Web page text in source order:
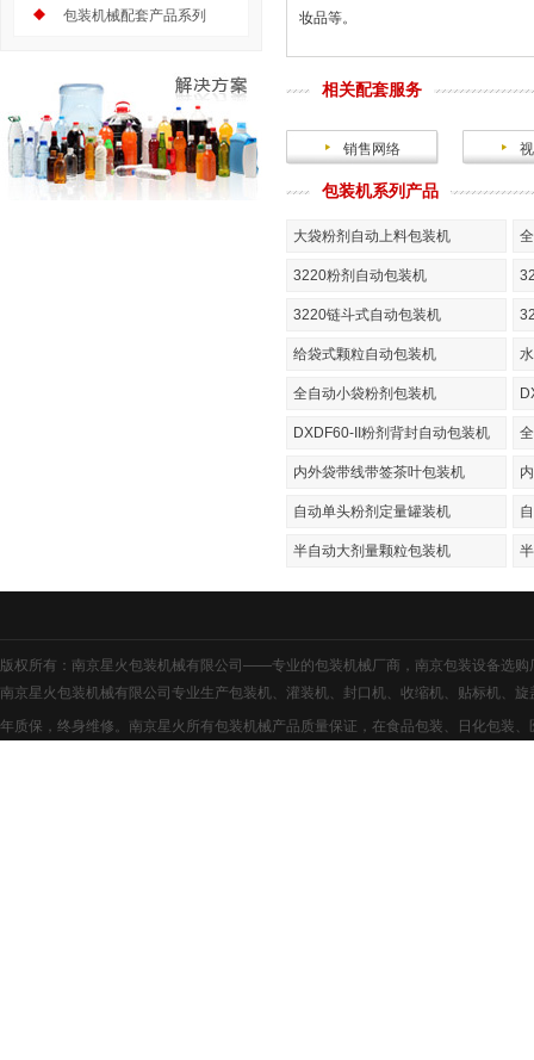
包装机械配套产品系列
妆品等。
相关配套服务
销售网络
包装机系列产品
大袋粉剂自动上料包装机
3220粉剂自动包装机
3220链斗式自动包装机
给袋式颗粒自动包装机
全自动小袋粉剂包装机
DXDF60-II粉剂背封自动包装机
内外袋带线带签茶叶包装机
自动单头粉剂定量罐装机
半自动大剂量颗粒包装机
版权所有：南京星火包装机械有限公司——专业的包装机械厂商 ， 南京包装设备选购
南京星火包装机械有限公司专业生产包装机、灌装机、封口机、收缩机、贴标机、
年质保，终身维修。南京星火所有包装机械产品质量保证，在食品包装、日化包装